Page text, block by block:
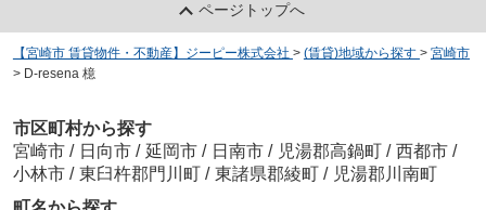
ページトップへ
【宮崎市 賃貸物件・不動産】ジーピー株式会社 > (賃貸)地域から探す > 宮崎市
> D-resena 檍
市区町村から探す
宮崎市 / 日向市 / 延岡市 / 日南市 / 児湯郡高鍋町 / 西都市 /
小林市 / 東臼杵郡門川町 / 東諸県郡綾町 / 児湯郡川南町